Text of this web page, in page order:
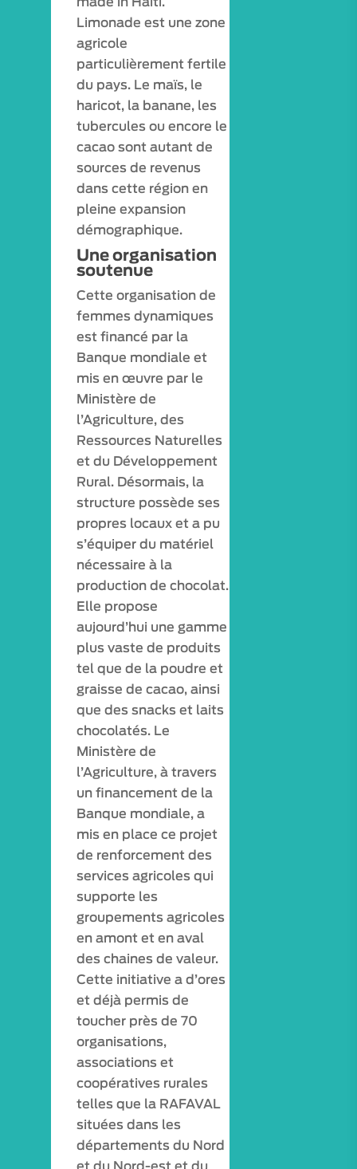
Limonade est une zone
agricole
particulièrement fertile
du pays. Le maïs, le
haricot, la banane, les
tubercules ou encore le
cacao sont autant de
sources de revenus
dans cette région en
pleine expansion
démographique.
Une organisation
soutenue
Cette organisation de
femmes dynamiques
est financé par la
Banque mondiale et
mis en œuvre par le
Ministère de
l’Agriculture, des
Ressources Naturelles
et du Développement
Rural. Désormais, la
structure possède ses
propres locaux et a pu
s’équiper du matériel
nécessaire à la
production de chocolat.
Elle propose
aujourd’hui une gamme
plus vaste de produits
tel que de la poudre et
graisse de cacao, ainsi
que des snacks et laits
chocolatés. Le
Ministère de
l’Agriculture, à travers
un financement de la
Banque mondiale, a
mis en place ce projet
de renforcement des
services agricoles qui
supporte les
groupements agricoles
en amont et en aval
des chaines de valeur.
Cette initiative a d’ores
et déjà permis de
toucher près de 70
organisations,
associations et
coopératives rurales
telles que la RAFAVAL
situées dans les
départements du Nord